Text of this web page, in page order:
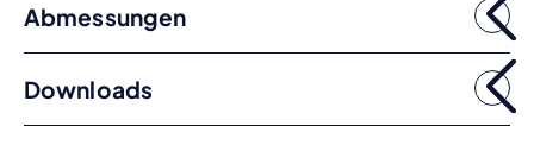
Abmessungen
Downloads